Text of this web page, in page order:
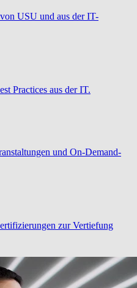
USU und aus der IT-
Practices aus der IT.
und On-Demand-
zur Vertiefung